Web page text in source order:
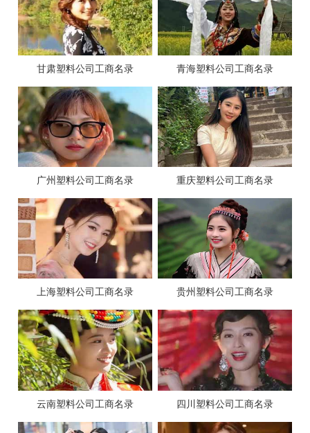
甘肃塑料公司工商名录 青海塑料公司工商名录
广州塑料公司工商名录 重庆塑料公司工商名录
上海塑料公司工商名录 贵州塑料公司工商名录
云南塑料公司工商名录 四川塑料公司工商名录